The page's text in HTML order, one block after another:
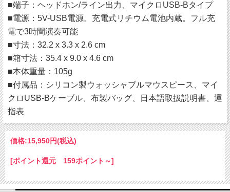
■端子：ヘッドホン/ライン出力、マイクロUSB-Bタイプ
■電源：5V-USB電源。充電式リチウム電池内蔵。フル充
電で3時間演奏可能
■寸法：32.2 x 3.3 x 2.6 cm
■箱寸法：35.4 x 9.0 x 4.6 cm
■本体重量：105g
■付属品：シリコン製ウォッシャブルマウスピース、マイ
クロUSB-Bケーブル、布製バッグ、日本語取扱説明書、運
指表
価格:15,950円(税込)
[ポイント還元 159ポイント～]